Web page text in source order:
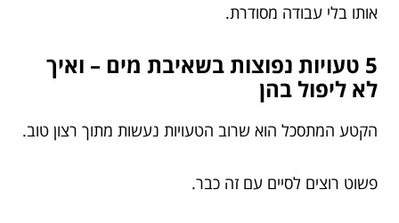
אותו בלי עבודה מסודרת.
5 טעויות נפוצות בשאיבת מים – ואיך
לא ליפול בהן
הקטע המתסכל הוא שרוב הטעויות נעשות מתוך רצון טוב.
פשוט רוצים לסיים עם זה כבר.